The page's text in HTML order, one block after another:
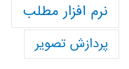
نرم افزار مطلب
پردازش تصویر